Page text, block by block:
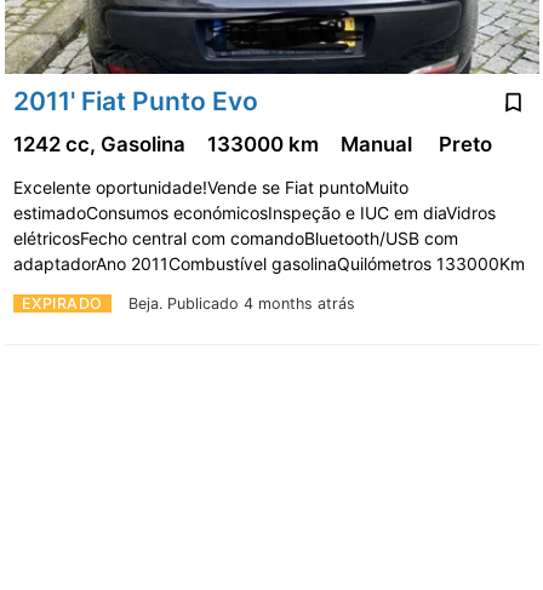
2011' Fiat Punto Evo
EXPIRADO Beja. Publicado 4 months atrás
1242 cc, Gasolina 133000 km Manual Preto
Excelente oportunidade!Vende se Fiat puntoMuito
estimadoConsumos económicosInspeção e IUC em diaVidros
elétricosFecho central com comandoBluetooth/USB com
adaptadorAno 2011Combustível gasolinaQuilómetros 133000Km